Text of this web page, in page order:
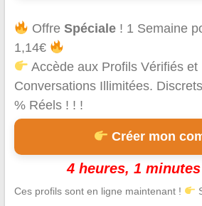
OffreSpéciale ! 1 Semaine
1,14€
Accède aux Profils Vérifiés et
Conversations Illimitées.
% Réels ! ! !
Créer mon
4 heures, 1
Ces profils sont en ligne maintenant !